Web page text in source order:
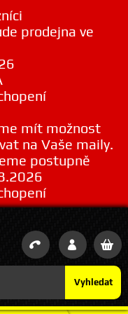
prodejna ve
mít možnost
na Vaše maily.
postupně
Vyhledat